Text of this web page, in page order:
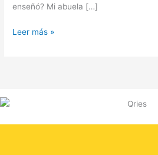
enseñó? Mi abuela […]
Leer más »